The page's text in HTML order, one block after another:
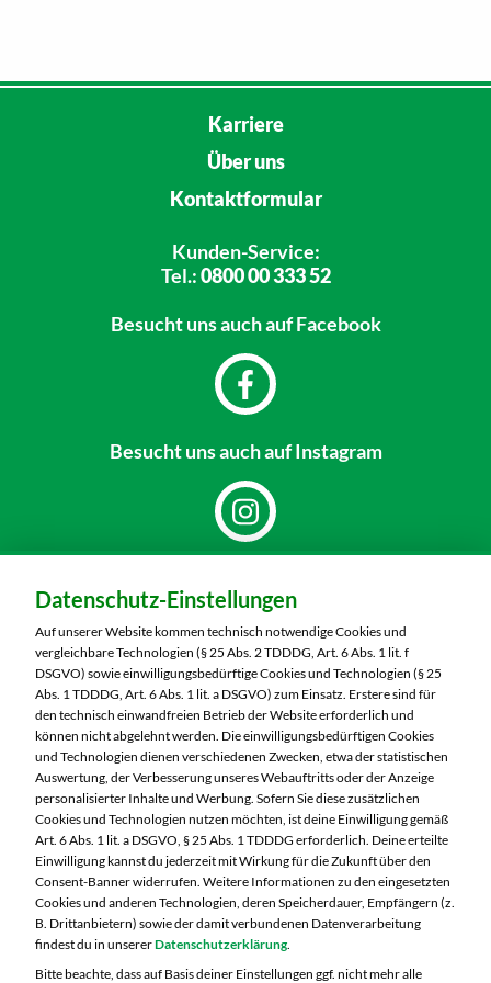
Karriere
Über uns
Kontaktformular
Kunden-Service:
Tel.:0800 00 333 52
Besucht unsauch auf Facebook
Besucht unsauch auf Instagram
MARKTKAUF Sonneberg-Hönbach
Neustadter Straße 199
96515 Sonneberg
Telefon:03675 8820
Markt ändern
Öffnungszeiten diese Woche:
Mo:
07:00 – 20:00 Uhr
Di:
07:00 – 20:00 Uhr
Mi:
07:00 – 20:00 Uhr
Do:
07:00 – 21:00 Uhr
Fr:
07:00 – 21:00 Uhr
Datenschutz-Einstellungen
Auf unserer Website kommen technisch notwendige Cookies und
vergleichbare Technologien (§ 25 Abs. 2 TDDDG, Art. 6 Abs. 1 lit. f
DSGVO) sowie einwilligungsbedürftige Cookies und Technologien (§ 25
Abs. 1 TDDDG, Art. 6 Abs. 1 lit. a DSGVO) zum Einsatz. Erstere sind für
den technisch einwandfreien Betrieb der Website erforderlich und
können nicht abgelehnt werden. Die einwilligungsbedürftigen Cookies
und Technologien dienen verschiedenen Zwecken, etwa der statistischen
Auswertung, der Verbesserung unseres Webauftritts oder der Anzeige
personalisierter Inhalte und Werbung. Sofern Sie diese zusätzlichen
Cookies und Technologien nutzen möchten, ist deine Einwilligung gemäß
Art. 6 Abs. 1 lit. a DSGVO, § 25 Abs. 1 TDDDG erforderlich. Deine erteilte
Einwilligung kannst du jederzeit mit Wirkung für die Zukunft über den
Consent-Banner widerrufen. Weitere Informationen zu den eingesetzten
Cookies und anderen Technologien, deren Speicherdauer, Empfängern (z.
B. Drittanbietern) sowie der damit verbundenen Datenverarbeitung
findest du in unsererDatenschutzerklärung.
Bitte beachte, dass auf Basis deiner Einstellungen ggf. nicht mehr alle